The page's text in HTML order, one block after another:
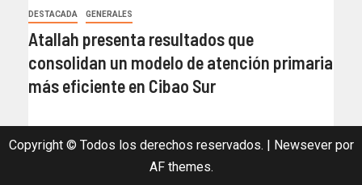
DESTACADA GENERALES
Atallah presenta resultados que
consolidan un modelo de atención primaria
más eficiente en Cibao Sur
Copyright © Todos los derechos reservados. Newseverpor
AF themes.